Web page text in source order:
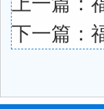
下一篇：